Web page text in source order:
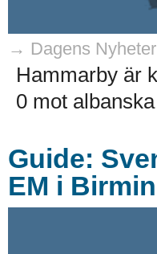
→ Dagens
Hammarby är
0 mot
Guide:
EM i